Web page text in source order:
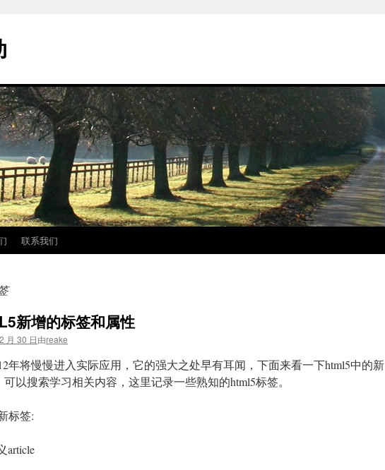
联系我们
新增的标签和属性
月 30 日由reake
年将慢慢进入实际应用，它的强大之处早有耳闻，下面来看一下html5中的新
以搜索学习相关内容，这里记录一些熟知的html5标签。
标签:
article